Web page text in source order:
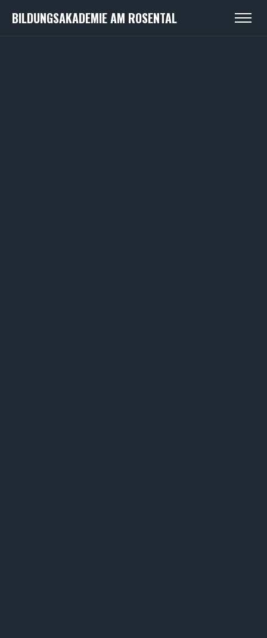
BILDUNGSAKADEMIE AM ROSENTAL